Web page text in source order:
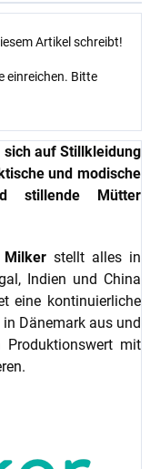
Artikel schreibt!
einreichen. Bitte
sich auf Stillkleidung
und modische
stillende Mütter
Milker stellt alles in
Indien und China
eine kontinuierliche
Dänemark aus und
Produktionswert mit